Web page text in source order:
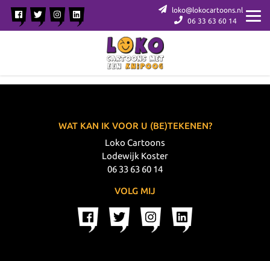
loko@lokocartoons.nl
06 33 63 60 14
WAT KAN IK VOOR U (BE)TEKENEN?
Loko Cartoons
Lodewijk Koster
06 33 63 60 14
VOLG MIJ